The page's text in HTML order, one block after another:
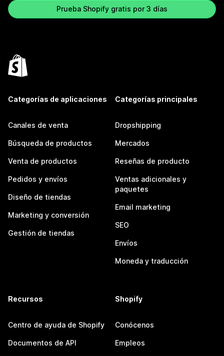
Prueba Shopify gratis por 3 días
Categorías de aplicaciones
Canales de venta
Búsqueda de productos
Venta de productos
Pedidos y envíos
Diseño de tiendas
Marketing y conversión
Gestión de tiendas
Categorías principales
Dropshipping
Mercados
Reseñas de producto
Ventas adicionales y
paquetes
Email marketing
SEO
Envíos
Moneda y traducción
Recursos
Centro de ayuda de Shopify
Documentos de API
Shopify
Conócenos
Empleos